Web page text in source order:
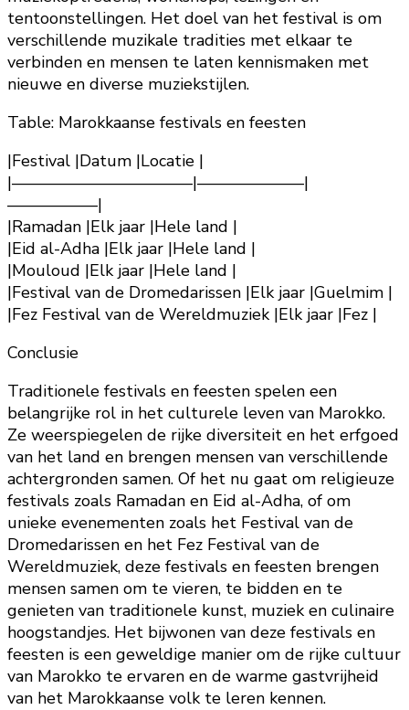
tentoonstellingen. Het doel van het festival is om
verschillende muzikale tradities met elkaar te
verbinden en mensen te laten kennismaken met
nieuwe en diverse muziekstijlen.
Table: Marokkaanse festivals en feesten
|Festival |Datum |Locatie |
|———————————|——————–|
—————–|
|Ramadan |Elk jaar |Hele land |
|Eid al-Adha |Elk jaar |Hele land |
|Mouloud |Elk jaar |Hele land |
|Festival van de Dromedarissen |Elk jaar |Guelmim |
|Fez Festival van de Wereldmuziek |Elk jaar |Fez |
Conclusie
Traditionele festivals en feesten spelen een
belangrijke rol in het culturele leven van Marokko.
Ze weerspiegelen de rijke diversiteit en het erfgoed
van het land en brengen mensen van verschillende
achtergronden samen. Of het nu gaat om religieuze
festivals zoals Ramadan en Eid al-Adha, of om
unieke evenementen zoals het Festival van de
Dromedarissen en het Fez Festival van de
Wereldmuziek, deze festivals en feesten brengen
mensen samen om te vieren, te bidden en te
genieten van traditionele kunst, muziek en culinaire
hoogstandjes. Het bijwonen van deze festivals en
feesten is een geweldige manier om de rijke cultuur
van Marokko te ervaren en de warme gastvrijheid
van het Marokkaanse volk te leren kennen.